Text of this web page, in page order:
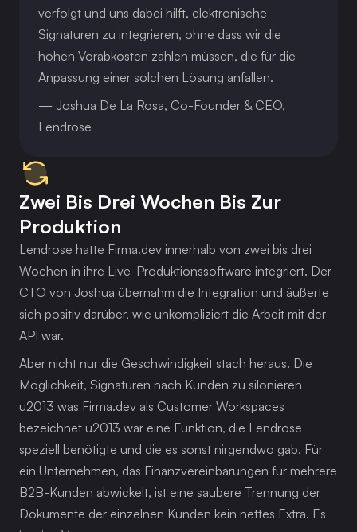
verfolgt und uns dabei hilft, elektronische
Signaturen zu integrieren, ohne dass wir die
hohen Vorabkosten zahlen müssen, die für die
Anpassung einer solchen Lösung anfallen.
— Joshua De La Rosa, Co-Founder & CEO,
Lendrose
Zwei Bis Drei Wochen Bis Zur
Produktion
Lendrose hatte Firma.dev innerhalb von zwei bis drei
Wochen in ihre Live-Produktionssoftware integriert. Der
CTO von Joshua übernahm die Integration und äußerte
sich positiv darüber, wie unkompliziert die Arbeit mit der
API war.
Aber nicht nur die Geschwindigkeit stach heraus. Die
Möglichkeit, Signaturen nach Kunden zu silonieren
u2013 was Firma.dev als Customer Workspaces
bezeichnet u2013 war eine Funktion, die Lendrose
speziell benötigte und die es sonst nirgendwo gab. Für
ein Unternehmen, das Finanzvereinbarungen für mehrere
B2B-Kunden abwickelt, ist eine saubere Trennung der
Dokumente der einzelnen Kunden kein nettes Extra. Es